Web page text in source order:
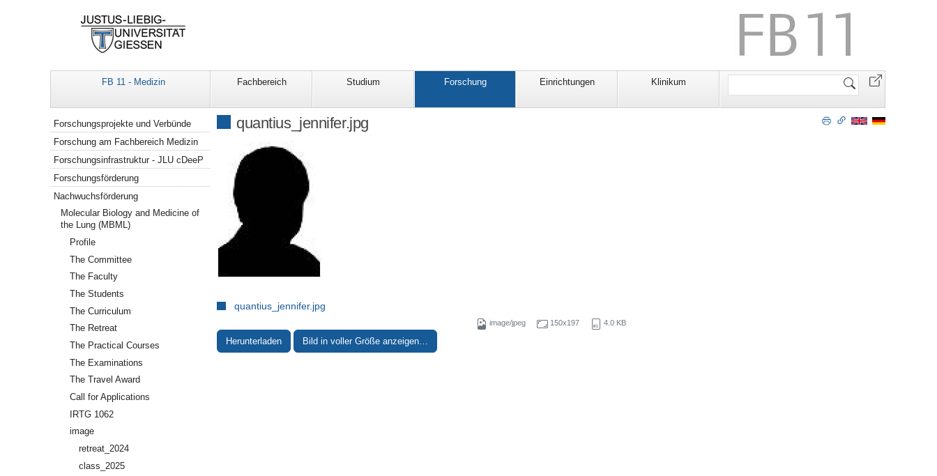
FB 11 - Medizin Fachbereich Studium Forschung Einrichtungen Klinikum
Website
quantius_jennifer.jpg
quantius_jennifer.jpg
image/jpeg 150x197 4.0 KB
Herunterladen Bild in voller Größe anzeigen…
Navigation
Forschungsprojekte und Verbünde
Forschung am Fachbereich Medizin
Forschungsinfrastruktur - JLU cDeeP
Forschungsförderung
Nachwuchsförderung
Molecular Biology and Medicine of
the Lung (MBML)
Profile
The Committee
The Faculty
The Students
The Curriculum
The Retreat
The Practical Courses
The Examinations
The Travel Award
Call for Applications
IRTG 1062
image
retreat_2024
class_2025